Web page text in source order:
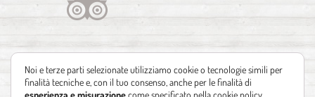
Noi e terze parti selezionate utilizziamo cookie o tecnologie simili per
finalità tecniche e, con il tuo consenso, anche per le finalità di
esperienza e misurazionecome specificato nellacookie policy